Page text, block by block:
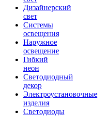
Дизайнерский
свет
Системы
освещения
Наружное
освещение
Гибкий
неон
Светодиодный
декор
Электроустановочные
изделия
Светодиоды